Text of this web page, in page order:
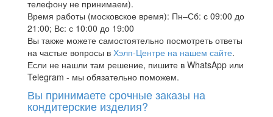
телефону не принимаем).
Время работы (московское время): Пн–Сб: с 09:00 до
21:00; Вс: с 10:00 до 19:00
Вы также можете самостоятельно посмотреть ответы
на частые вопросы в Хэлп-Центре на нашем сайте.
Если не нашли там решение, пишите в WhatsApp или
Telegram - мы обязательно поможем.
Вы принимаете срочные заказы на
кондитерские изделия?